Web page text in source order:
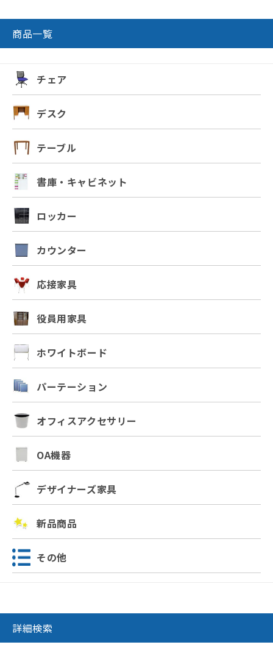
商品一覧
チェア
デスク
テーブル
書庫・キャビネット
ロッカー
カウンター
応接家具
役員用家具
ホワイトボード
パーテーション
オフィスアクセサリー
OA機器
デザイナーズ家具
新品商品
その他
詳細検索